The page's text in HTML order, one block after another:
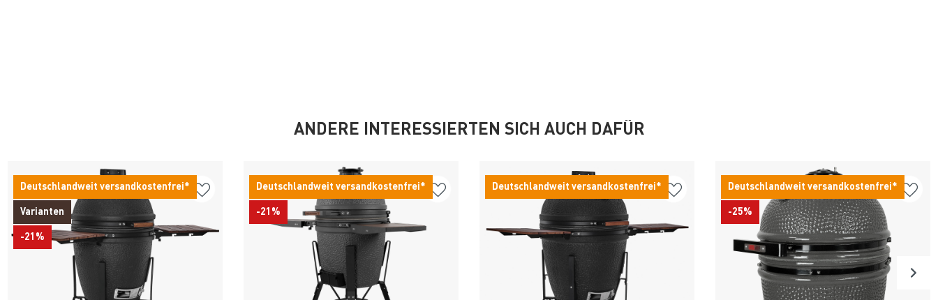
ANDERE INTERESSIERTEN SICH AUCH DAFÜR
Deutschlandweit versandkostenfrei*
Varianten
-21%
Deutschlandweit versandkostenfrei*
-21%
Deutschlandweit versandkostenfrei* Deutschlandweit versandkostenfrei*
-25%